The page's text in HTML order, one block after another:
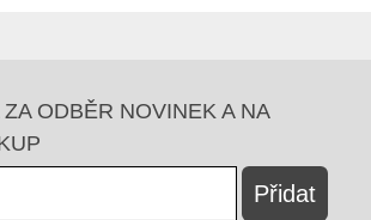
ODBĚR NOVINEK A NA